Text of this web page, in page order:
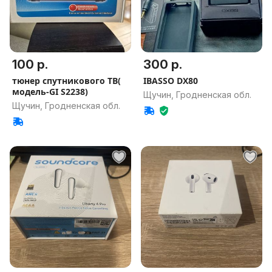
100 р.
тюнер спутникового ТВ(
модель-GI S2238)
Щучин, Гродненская обл.
300 р.
IBASSO DX80
Щучин, Гродненская обл.